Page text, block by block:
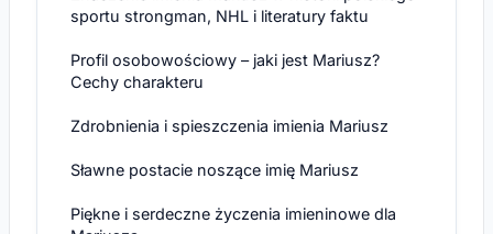
sportu strongman, NHL i literatury faktu
Profil osobowościowy – jaki jest Mariusz?
Cechy charakteru
Zdrobnienia i spieszczenia imienia Mariusz
Sławne postacie noszące imię Mariusz
Piękne i serdeczne życzenia imieninowe dla